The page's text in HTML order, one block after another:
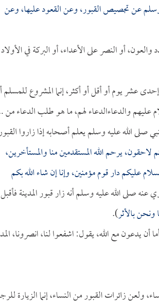
عن تجصيص القبور، وعن القعود عليها، وعن
أو النصر على الأعداء، أو البركة في
عشر يوم أو أقل أو أكثر، إنما المشروع للمسلم
والدعاءالدعاء لهم، ما هو طلب الدعاء من
صلى الله عليه وسلم يعلم أصحابه إذا زاروا
لاحقون، يرحم الله المستقدمين منا والمستأخرين،
عليكم دار قوم مؤمنين، وإنا إن شاء الله بكم
صلى الله عليه وسلم أنه زار قبور المدينة فأقبل
ونحن بالأثر).
أن يدعون مع الله، يقول: اشفعوا لنا، انصرونا،
ولعن زائرات القبور من النساء، إنما الزيارة